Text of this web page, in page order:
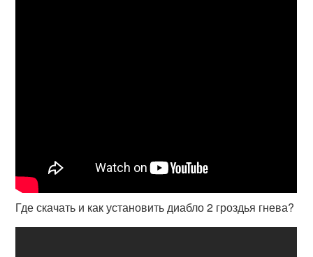
Где скачать и как установить диабло 2 гроздья гнева?